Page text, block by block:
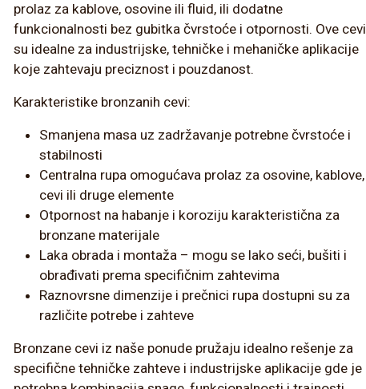
prolaz za kablove, osovine ili fluid, ili dodatne
funkcionalnosti bez gubitka čvrstoće i otpornosti. Ove cevi
su idealne za industrijske, tehničke i mehaničke aplikacije
koje zahtevaju preciznost i pouzdanost.
Karakteristike bronzanih cevi:
Smanjena masa uz zadržavanje potrebne čvrstoće i
stabilnosti
Centralna rupa omogućava prolaz za osovine, kablove,
cevi ili druge elemente
Otpornost na habanje i koroziju karakteristična za
bronzane materijale
Laka obrada i montaža – mogu se lako seći, bušiti i
obrađivati prema specifičnim zahtevima
Raznovrsne dimenzije i prečnici rupa dostupni su za
različite potrebe i zahteve
Bronzane cevi iz naše ponude pružaju idealno rešenje za
specifične tehničke zahteve i industrijske aplikacije gde je